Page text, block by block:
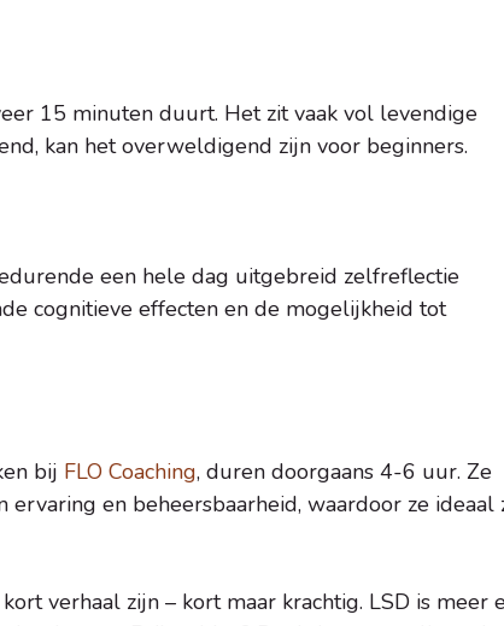
15 minuten duurt. Het zit vaak vol levendige
kan het overweldigend zijn voor beginners.
een hele dag uitgebreid zelfreflectie
cognitieve effecten en de mogelijkheid tot
bij FLO Coaching, duren doorgaans 4-6 uur. Ze
en beheersbaarheid, waardoor ze ideaal
verhaal zijn – kort maar krachtig. LSD is meer